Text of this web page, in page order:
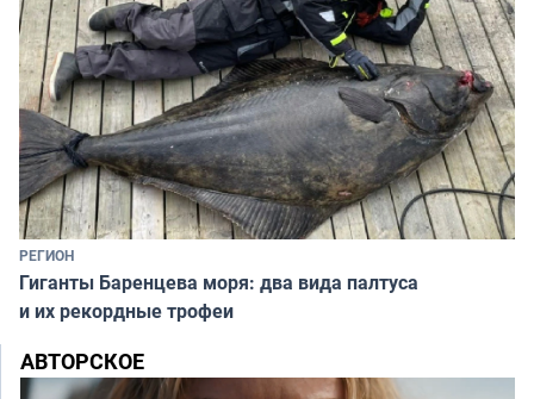
РЕГИОН
Гиганты Баренцева моря: два вида палтуса
и их рекордные трофеи
АВТОРСКОЕ